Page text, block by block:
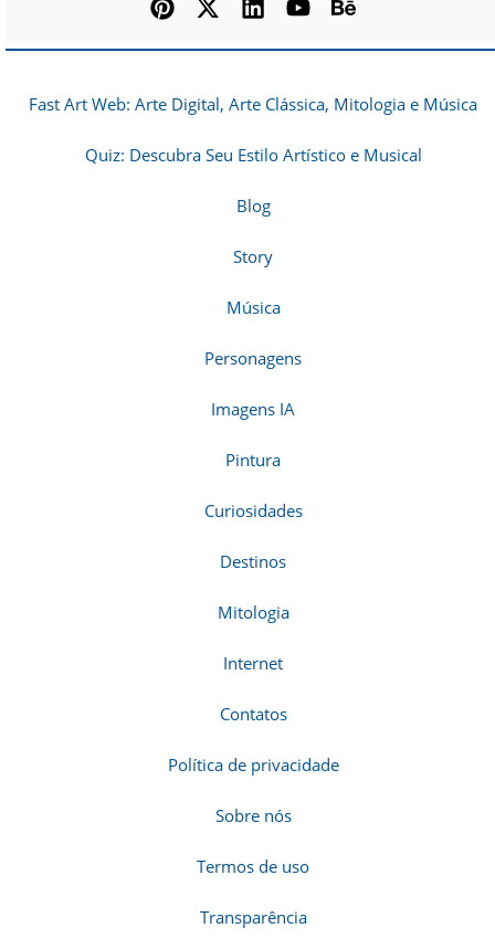
Fast Art Web: Arte Digital, Arte Clássica, Mitologia e Música
Quiz: Descubra Seu Estilo Artístico e Musical
Blog
Story
Música
Personagens
Imagens IA
Pintura
Curiosidades
Destinos
Mitologia
Internet
Contatos
Política de privacidade
Sobre nós
Termos de uso
Transparência